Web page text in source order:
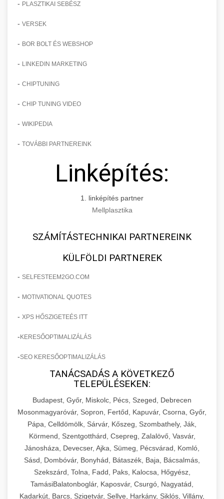
- PLASZTIKAI SEBÉSZ
- VERSEK
- BOR BOLT ÉS WEBSHOP
- LINKEDIN MARKETING
- CHIPTUNING
- CHIP TUNING VIDEO
- WIKIPEDIA
- TOVÁBBI PARTNEREINK
Linképítés:
1. linképítés partner
Mellplasztika
SZÁMÍTÁSTECHNIKAI PARTNEREINK
KÜLFÖLDI PARTNEREK
- SELFESTEEM2GO.COM
- MOTIVATIONAL QUOTES
- XPS HŐSZIGETEÉS ITT
- KERESŐOPTIMALIZÁLÁS
-SEO KERESŐOPTIMALIZÁLÁS
TANÁCSADÁS A KÖVETKEZŐ
TELEPÜLÉSEKEN:
Budapest, Győr, Miskolc, Pécs, Szeged, Debrecen
Mosonmagyaróvár, Sopron, Fertőd, Kapuvár, Csorna, Győr,
Pápa, Celldömölk, Sárvár, Kőszeg, Szombathely, Ják,
Körmend, Szentgotthárd, Csepreg, Zalalövő, Vasvár,
Jánosháza, Devecser, Ajka, Sümeg, Pécsvárad, Komló,
Sásd, Dombóvár, Bonyhád, Bátaszék, Baja, Bácsalmás,
Szekszárd, Tolna, Fadd, Paks, Kalocsa, Hőgyész,
TamásiBalatonboglár, Kaposvár, Csurgó, Nagyatád,
Kadarkút, Barcs, Szigetvár, Sellye, Harkány, Siklós, Villány,